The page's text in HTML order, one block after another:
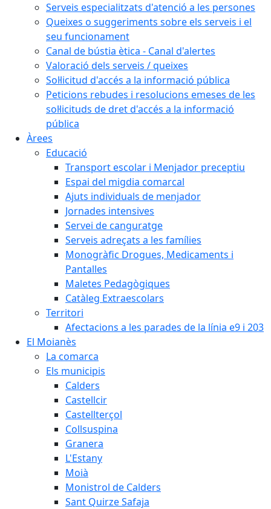
Serveis especialitzats d'atenció a les persones
Queixes o suggeriments sobre els serveis i el
seu funcionament
Canal de bústia ètica - Canal d'alertes
Valoració dels serveis / queixes
Sol·licitud d'accés a la informació pública
Peticions rebudes i resolucions emeses de les
sol·licituds de dret d'accés a la informació
pública
Àrees
Educació
Transport escolar i Menjador preceptiu
Espai del migdia comarcal
Ajuts individuals de menjador
Jornades intensives
Servei de canguratge
Serveis adreçats a les famílies
Monogràfic Drogues, Medicaments i
Pantalles
Maletes Pedagògiques
Catàleg Extraescolars
Territori
Afectacions a les parades de la línia e9 i 203
El Moianès
La comarca
Els municipis
Calders
Castellcir
Castellterçol
Collsuspina
Granera
L'Estany
Moià
Monistrol de Calders
Sant Quirze Safaja